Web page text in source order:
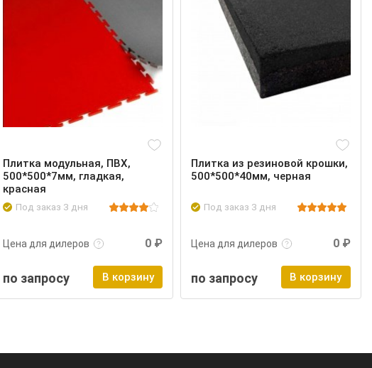
Плитка модульная, ПВХ,
500*500*7мм, гладкая,
красная
Под заказ 3 дня
Цена для дилеров
Подробнее Войти
0 ₽
по запросу В корзину
Плитка из резиновой крошки,
500*500*40мм, черная
Под заказ 3 дня
Цена для дилеров
Подробнее Войти
0 ₽
по запросу В корзину